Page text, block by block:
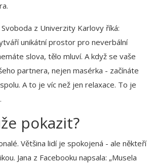
z Univerzity Karlovy říká:
unikátní prostor pro neverbální
slova, tělo mluví. A když se vaše
partnera, nejen masérka - začínáte
A to je víc než jen relaxace. To je
pokazit?
Většina lidí je spokojená - ale někteří
Jana z Facebooku napsala: „Musela